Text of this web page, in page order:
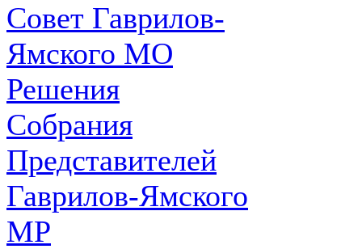
Совет Гаврилов-
Ямского МО
Решения
Собрания
Представителей
Гаврилов-Ямского
МР